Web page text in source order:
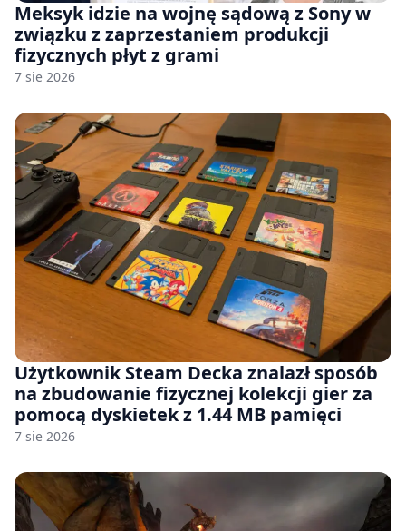
Meksyk idzie na wojnę sądową z Sony w
związku z zaprzestaniem produkcji
fizycznych płyt z grami
7 sie 2026
Użytkownik Steam Decka znalazł sposób
na zbudowanie fizycznej kolekcji gier za
pomocą dyskietek z 1.44 MB pamięci
7 sie 2026